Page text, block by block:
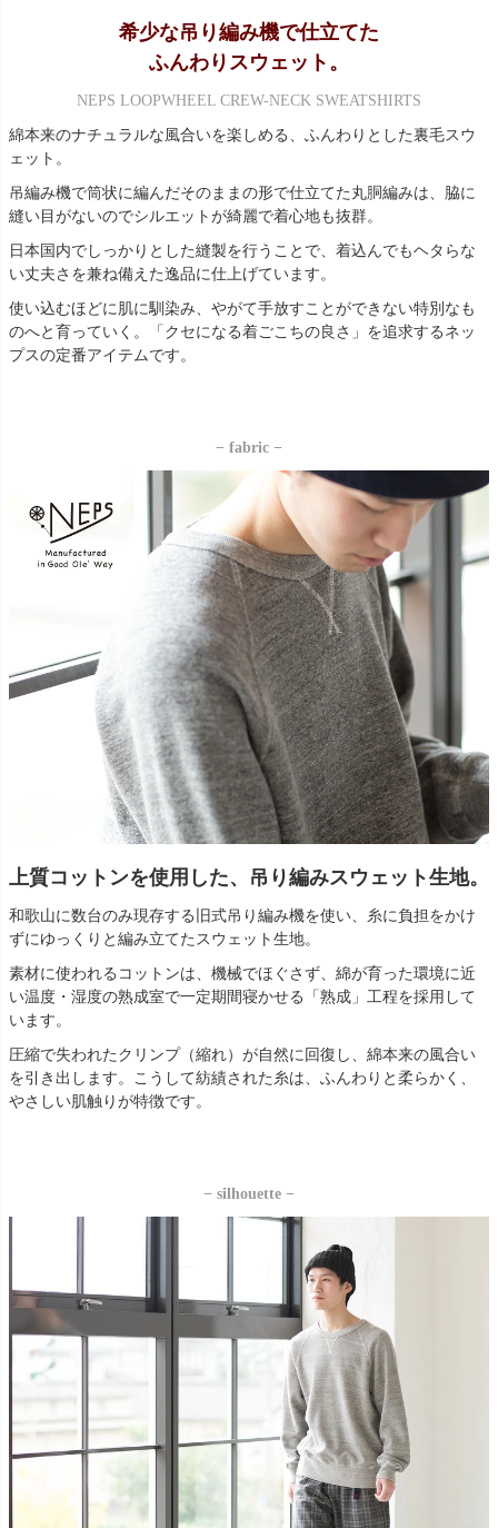
希少な吊り編み機で仕立てた
ふんわりスウェット。
NEPS LOOPWHEEL CREW-NECK SWEATSHIRTS
綿本来のナチュラルな風合いを楽しめる、ふんわりとした裏毛スウ
ェット。
吊編み機で筒状に編んだそのままの形で仕立てた丸胴編みは、脇に
縫い目がないのでシルエットが綺麗で着心地も抜群。
日本国内でしっかりとした縫製を行うことで、着込んでもヘタらな
い丈夫さを兼ね備えた逸品に仕上げています。
使い込むほどに肌に馴染み、やがて手放すことができない特別なも
のへと育っていく。「クセになる着ごこちの良さ」を追求するネッ
プスの定番アイテムです。
− fabric −
上質コットンを使用した、吊り編みスウェット生地。
和歌山に数台のみ現存する旧式吊り編み機を使い、糸に負担をかけ
ずにゆっくりと編み立てたスウェット生地。
素材に使われるコットンは、機械でほぐさず、綿が育った環境に近
い温度・湿度の熟成室で一定期間寝かせる「熟成」工程を採用して
います。
圧縮で失われたクリンプ（縮れ）が自然に回復し、綿本来の風合い
を引き出します。こうして紡績された糸は、ふんわりと柔らかく、
やさしい肌触りが特徴です。
− silhouette −